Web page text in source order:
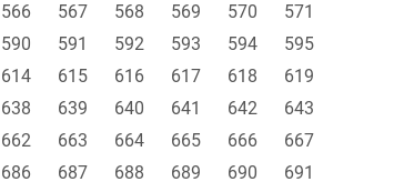
566 567 568 569 570
571
590 591 592 593 594
595
614 615 616 617 618
619
638 639 640 641 642
643
662 663 664 665 666
667
686 687 688 689 690
691